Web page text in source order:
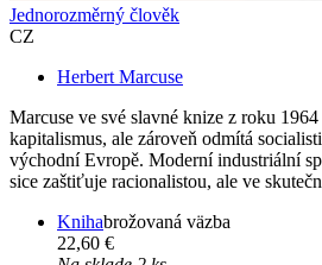
Jednorozměrný člověk
CZ
Herbert Marcuse
Marcuse ve své slavné knize z roku
kapitalismus, ale zároveň odmítá
východní Evropě. Moderní industriální
sice zaštiťuje racionalistou, ale ve
Knihabrožovaná väzba
22,60 €